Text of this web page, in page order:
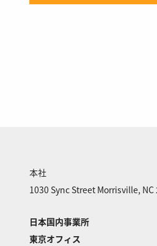
本社
1030 Sync Street Morrisville, NC
日本国内事業所
東京オフィス